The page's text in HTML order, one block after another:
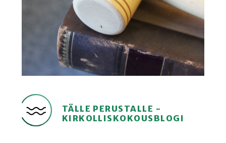
TÄLLE PERUSTALLE -
KIRKOLLISKOKOUSBLOGI